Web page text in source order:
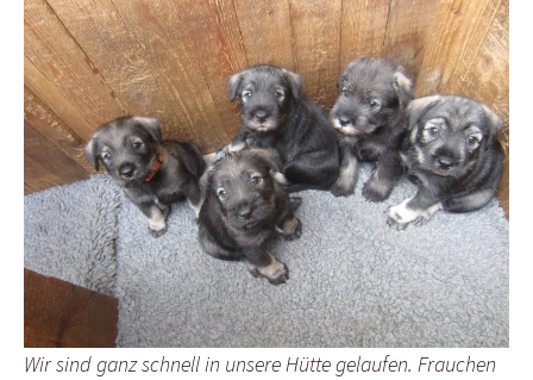
Wir sind ganz schnell in unsere Hütte gelaufen. Frauchen